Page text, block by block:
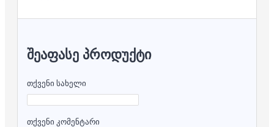
ᲨᲔᲐᲤᲐᲡᲔ ᲞᲠᲝᲓᲣᲥᲢᲘ
თქვენი სახელი
თქვენი კომენტარი